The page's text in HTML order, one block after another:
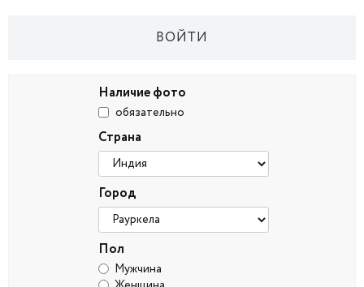
ВОЙТИ
Наличие фото
обязательно
Страна
Город
Пол
Мужчина